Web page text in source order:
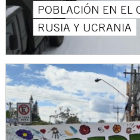
POBLACIÓN EN EL
RUSIA Y UCRANIA